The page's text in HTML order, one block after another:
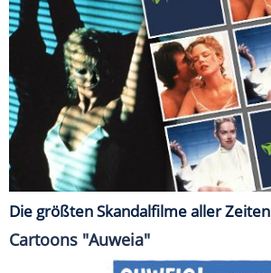
Die größten Skandalfilme aller Zeiten
Cartoons "Auweia"